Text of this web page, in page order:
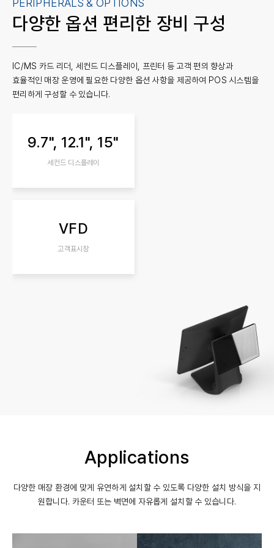
다양한 옵션 편리한 장비 구성
IC/MS 카드 리더, 세컨드 디스플레이, 프린터 등 고객 편의 향상과
효율적인 매장 운영에 필요한 다양한 옵션 사항을 제공하여 POS 시스템을
편리하게 구성할 수 있습니다.
9.7", 12.1", 15"
세컨드 디스플레이
VFD
고객표시창
Applications
다양한 매장 환경에 맞게 유연하게 설치할 수 있도록 다양한 설치 방식을 지
원합니다. 카운터 또는 벽면에 자유롭게 설치할 수 있습니다.